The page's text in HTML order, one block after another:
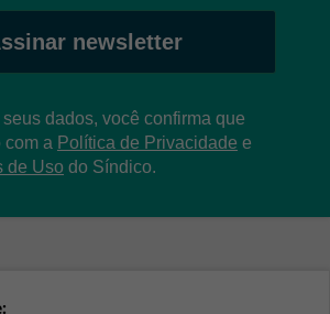
newsletter
dados, você confirma que
com a Política de Privacidade e
de Uso do Síndico.